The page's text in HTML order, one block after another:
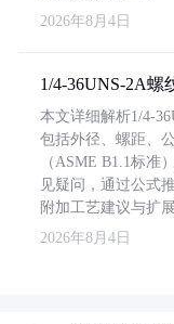
2026年8月4日
1/4-36UNS-2A螺
本文详细解析1/4-
包括外径、螺距、
（ASME B1.1标准
见疑问，通过公式
附加工艺建议与扩展
2026年8月4日